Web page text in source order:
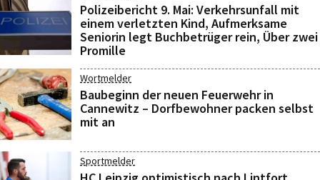
Polizeibericht 9. Mai: Verkehrsunfall mit
einem verletzten Kind, Aufmerksame
Seniorin legt Buchbetrüger rein, Über zwei
Promille
Wortmelder
Baubeginn der neuen Feuerwehr in
Cannewitz – Dorfbewohner packen selbst
mit an
Sportmelder